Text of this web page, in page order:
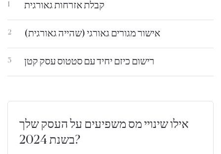
1 קבלת אזרחות גאורגית
2 אישור מגורים גאורגי (שהייה גאורגית)
3 רישום כיזם יחיד עם סטטוס עסק קטן
אילו שינויי מס משפיעים על העסק שלך
בשנת 2024?